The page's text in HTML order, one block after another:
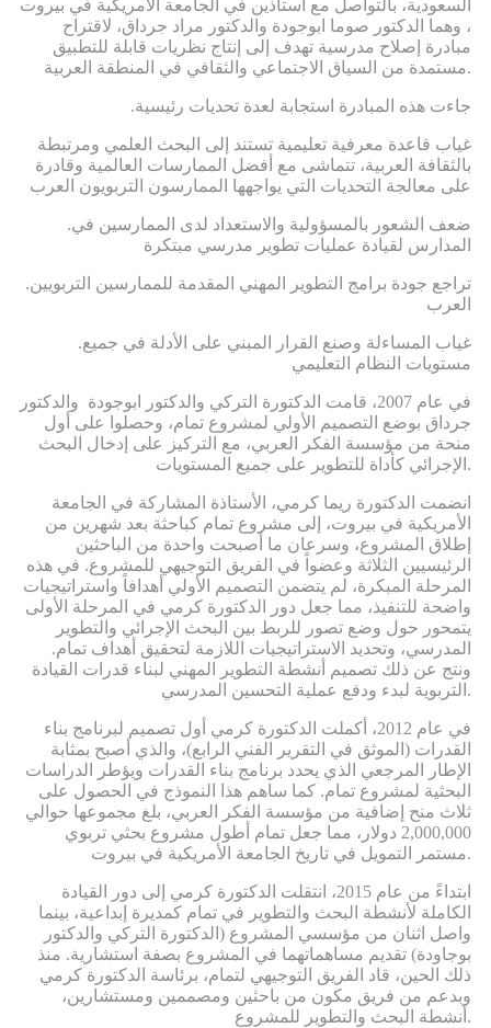
السعودية، بالتواصل مع أستاذين في الجامعة الأمريكية في بيروت
، وهما الدكتور صوما ابوجودة والدكتور مراد جرداق، لاقتراح
مبادرة إصلاح مدرسية تهدف إلى إنتاج نظريات قابلة للتطبيق
مستمدة من السياق الاجتماعي والثقافي في المنطقة العربية.
.جاءت هذه المبادرة استجابة لعدة تحديات رئيسية
غياب قاعدة معرفية تعليمية تستند إلى البحث العلمي ومرتبطة
بالثقافة العربية، تتماشى مع أفضل الممارسات العالمية وقادرة
على معالجة التحديات التي يواجهها الممارسون التربويون العرب
.ضعف الشعور بالمسؤولية والاستعداد لدى الممارسين في
المدارس لقيادة عمليات تطوير مدرسي مبتكرة
.تراجع جودة برامج التطوير المهني المقدمة للممارسين التربويين
العرب
.غياب المساءلة وصنع القرار المبني على الأدلة في جميع
مستويات النظام التعليمي
في عام 2007، قامت الدكتورة التركي والدكتور ابوجودة والدكتور
جرداق بوضع التصميم الأولي لمشروع تمام، وحصلوا على أول
منحة من مؤسسة الفكر العربي، مع التركيز على إدخال البحث
الإجرائي كأداة للتطوير على جميع المستويات.
انضمت الدكتورة ريما كرمي، الأستاذة المشاركة في الجامعة
الأمريكية في بيروت، إلى مشروع تمام كباحثة بعد شهرين من
إطلاق المشروع، وسرعان ما أصبحت واحدة من الباحثين
الرئيسيين الثلاثة وعضواً في الفريق التوجيهي للمشروع. في هذه
المرحلة المبكرة، لم يتضمن التصميم الأولي أهدافاً واستراتيجيات
واضحة للتنفيذ، مما جعل دور الدكتورة كرمي في المرحلة الأولى
يتمحور حول وضع تصور للربط بين البحث الإجرائي والتطوير
المدرسي، وتحديد الاستراتيجيات اللازمة لتحقيق أهداف تمام.
ونتج عن ذلك تصميم أنشطة التطوير المهني لبناء قدرات القيادة
التربوية لبدء ودفع عملية التحسين المدرسي.
في عام 2012، أكملت الدكتورة كرمي أول تصميم لبرنامج بناء
القدرات (الموثق في التقرير الفني الرابع)، والذي أصبح بمثابة
الإطار المرجعي الذي يحدد برنامج بناء القدرات ويؤطر الدراسات
البحثية لمشروع تمام. كما ساهم هذا النموذج في الحصول على
ثلاث منح إضافية من مؤسسة الفكر العربي، بلغ مجموعها حوالي
2,000,000 دولار، مما جعل تمام أطول مشروع بحثي تربوي
مستمر التمويل في تاريخ الجامعة الأمريكية في بيروت.
ابتداءً من عام 2015، انتقلت الدكتورة كرمي إلى دور القيادة
الكاملة لأنشطة البحث والتطوير في تمام كمديرة إبداعية، بينما
واصل اثنان من مؤسسي المشروع (الدكتورة التركي والدكتور
بوجاودة) تقديم مساهماتهما في المشروع بصفة استشارية. منذ
ذلك الحين، قاد الفريق التوجيهي لتمام، برئاسة الدكتورة كرمي
وبدعم من فريق مكون من باحثين ومصممين ومستشارين،
أنشطة البحث والتطوير للمشروع.